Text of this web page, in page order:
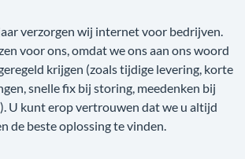
verzorgen wij internet voor bedrijven.
voor ons, omdat we ons aan ons woord
krijgen (zoals tijdige levering, korte
snelle fix bij storing, meedenken bij
U kunt erop vertrouwen dat we u altijd
de beste oplossing te vinden.